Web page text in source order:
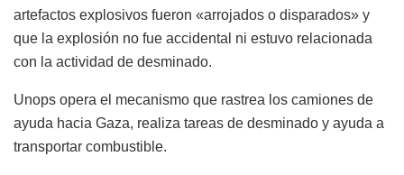
artefactos explosivos fueron «arrojados o disparados» y
que la explosión no fue accidental ni estuvo relacionada
con la actividad de desminado.
Unops opera el mecanismo que rastrea los camiones de
ayuda hacia Gaza, realiza tareas de desminado y ayuda a
transportar combustible.